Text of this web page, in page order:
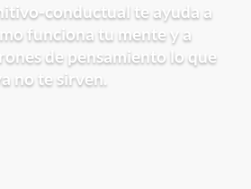
conductual te ayuda a
funciona tu mente y a
de pensamiento lo que
no te sirven.